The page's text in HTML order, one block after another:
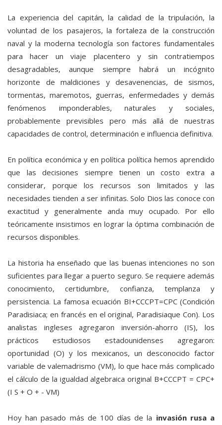
La experiencia del capitán, la calidad de la tripulación, la
voluntad de los pasajeros, la fortaleza de la construcción
naval y la moderna tecnología son factores fundamentales
para hacer un viaje placentero y sin contratiempos
desagradables, aunque siempre habrá un incógnito
horizonte de maldiciones y desavenencias, de sismos,
tormentas, maremotos, guerras, enfermedades y demás
fenómenos imponderables, naturales y sociales,
probablemente previsibles pero más allá de nuestras
capacidades de control, determinación e influencia definitiva.
En política económica y en política política hemos aprendido
que las decisiones siempre tienen un costo extra a
considerar, porque los recursos son limitados y las
necesidades tienden a ser infinitas. Solo Dios las conoce con
exactitud y generalmente anda muy ocupado. Por ello
teóricamente insistimos en lograr la óptima combinación de
recursos disponibles.
La historia ha enseñado que las buenas intenciones no son
suficientes para llegar a puerto seguro. Se requiere además
conocimiento, certidumbre, confianza, templanza y
persistencia. La famosa ecuación BI+CCCPT=CPC (Condición
Paradisiaca; en francés en el original, Paradisiaque Con). Los
analistas ingleses agregaron inversión-ahorro (IS), los
prácticos estudiosos estadounidenses agregaron:
oportunidad (O) y los mexicanos, un desconocido factor
variable de valemadrismo (VM), lo que hace más complicado
el cálculo de la igualdad algebraica original B+CCCPT = CPC+
(I S + O + - VM)
Hoy han pasado más de 100 días de la invasión rusa a